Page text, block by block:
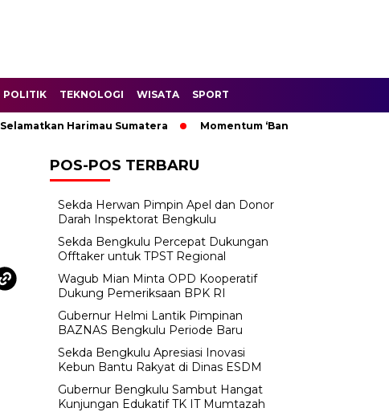
POLITIK TEKNOLOGI WISATA SPORT
Harimau Sumatera Momentum ‘Bantu Rakyat’: Wagub
POS-POS TERBARU
Sekda Herwan Pimpin Apel dan Donor
Darah Inspektorat Bengkulu
Sekda Bengkulu Percepat Dukungan
Offtaker untuk TPST Regional
Wagub Mian Minta OPD Kooperatif
Dukung Pemeriksaan BPK RI
Gubernur Helmi Lantik Pimpinan
BAZNAS Bengkulu Periode Baru
Sekda Bengkulu Apresiasi Inovasi
Kebun Bantu Rakyat di Dinas ESDM
Gubernur Bengkulu Sambut Hangat
Kunjungan Edukatif TK IT Mumtazah